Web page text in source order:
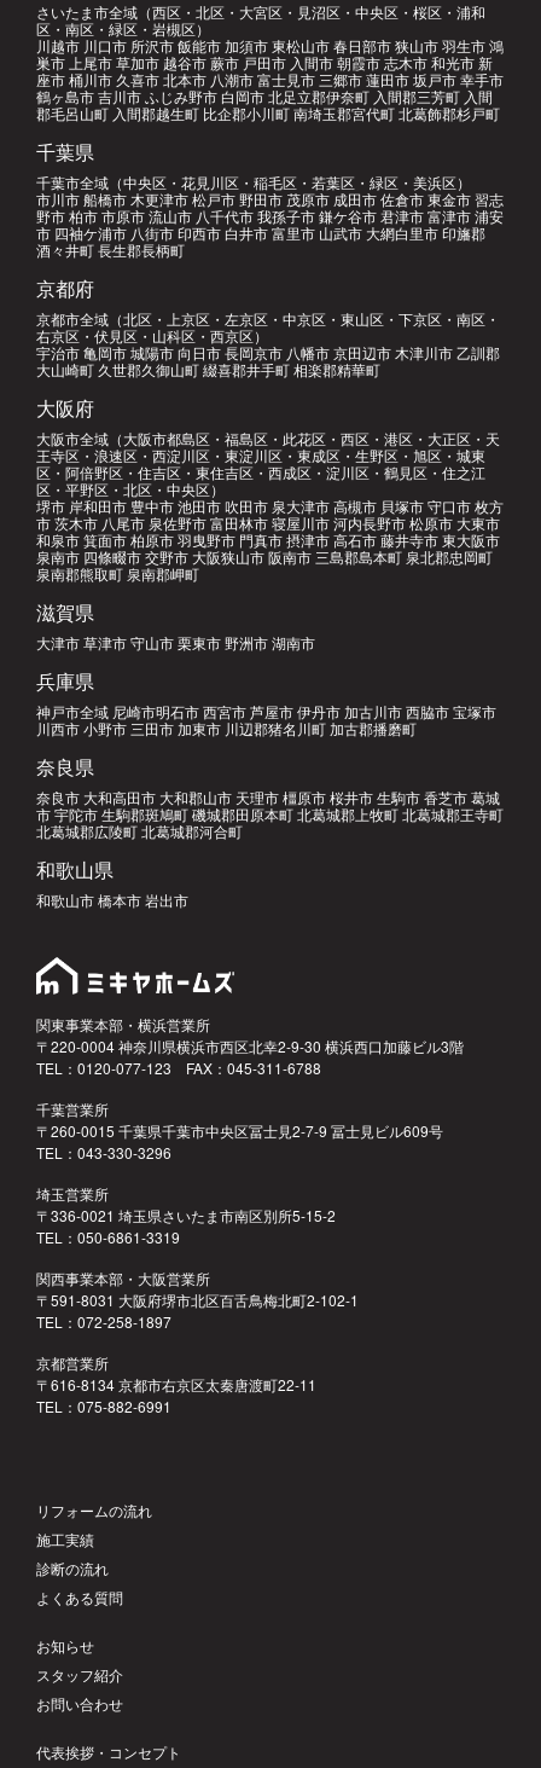
さいたま市全域（西区・北区・大宮区・見沼区・中央区・桜区・浦和
区・南区・緑区・岩槻区）
川越市 川口市 所沢市 飯能市 加須市 東松山市 春日部市 狭山市 羽生市 鴻
巣市 上尾市 草加市 越谷市 蕨市 戸田市 入間市 朝霞市 志木市 和光市 新
座市 桶川市 久喜市 北本市 八潮市 富士見市 三郷市 蓮田市 坂戸市 幸手市
鶴ヶ島市 吉川市 ふじみ野市 白岡市 北足立郡伊奈町 入間郡三芳町 入間
郡毛呂山町 入間郡越生町 比企郡小川町 南埼玉郡宮代町 北葛飾郡杉戸町
千葉県
千葉市全域（中央区・花見川区・稲毛区・若葉区・緑区・美浜区）
市川市 船橋市 木更津市 松戸市 野田市 茂原市 成田市 佐倉市 東金市 習志
野市 柏市 市原市 流山市 八千代市 我孫子市 鎌ケ谷市 君津市 富津市 浦安
市 四袖ケ浦市 八街市 印西市 白井市 富里市 山武市 大網白里市 印旛郡
酒々井町 長生郡長柄町
京都府
京都市全域（北区・上京区・左京区・中京区・東山区・下京区・南区・
右京区・伏見区・山科区・西京区）
宇治市 亀岡市 城陽市 向日市 長岡京市 八幡市 京田辺市 木津川市 乙訓郡
大山崎町 久世郡久御山町 綴喜郡井手町 相楽郡精華町
大阪府
大阪市全域（大阪市都島区・福島区・此花区・西区・港区・大正区・天
王寺区・浪速区・西淀川区・東淀川区・東成区・生野区・旭区・城東
区・阿倍野区・住吉区・東住吉区・西成区・淀川区・鶴見区・住之江
区・平野区・北区・中央区）
堺市 岸和田市 豊中市 池田市 吹田市 泉大津市 高槻市 貝塚市 守口市 枚方
市 茨木市 八尾市 泉佐野市 富田林市 寝屋川市 河内長野市 松原市 大東市
和泉市 箕面市 柏原市 羽曳野市 門真市 摂津市 高石市 藤井寺市 東大阪市
泉南市 四條畷市 交野市 大阪狭山市 阪南市 三島郡島本町 泉北郡忠岡町
泉南郡熊取町 泉南郡岬町
滋賀県
大津市 草津市 守山市 栗東市 野洲市 湖南市
兵庫県
神戸市全域 尼崎市明石市 西宮市 芦屋市 伊丹市 加古川市 西脇市 宝塚市
川西市 小野市 三田市 加東市 川辺郡猪名川町 加古郡播磨町
奈良県
奈良市 大和高田市 大和郡山市 天理市 橿原市 桜井市 生駒市 香芝市 葛城
市 宇陀市 生駒郡斑鳩町 磯城郡田原本町 北葛城郡上牧町 北葛城郡王寺町
北葛城郡広陵町 北葛城郡河合町
和歌山県
和歌山市 橋本市 岩出市
関東事業本部・横浜営業所
〒220-0004 神奈川県横浜市西区北幸2-9-30 横浜西口加藤ビル3階
TEL：0120-077-123 FAX：045-311-6788
千葉営業所
〒260-0015 千葉県千葉市中央区冨士見2-7-9 冨士見ビル609号
TEL：043-330-3296
埼玉営業所
〒336-0021 埼玉県さいたま市南区別所5-15-2
TEL：050-6861-3319
関西事業本部・大阪営業所
〒591-8031 大阪府堺市北区百舌鳥梅北町2-102-1
TEL：072-258-1897
京都営業所
〒616-8134 京都市右京区太秦唐渡町22-11
TEL：075-882-6991
リフォームの流れ
施工実績
診断の流れ
よくある質問
お知らせ
スタッフ紹介
お問い合わせ
代表挨拶・コンセプト